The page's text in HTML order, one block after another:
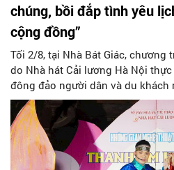
chúng, bồi đắp tình yêu
cộng đồng”
Tối 2/8, tại Nhà Bát Giác, chương
do Nhà hát Cải lương Hà Nội
đông đảo người dân và du
thuật đa sắc, nơi những làn điệu
các tiết mục múa hòa quyện
hồ Hoàn Kiếm. Đặc biệt, chương
nghệ sĩ đến từ phương Nam, góp
nghệ thuật giàu cảm xúc.